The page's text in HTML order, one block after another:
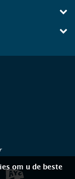
om u de beste